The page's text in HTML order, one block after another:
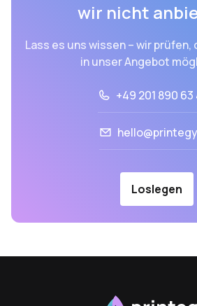
wir nicht
Lass es uns wissen – wir prüfen,
in unser Angebot
+49 201 890 63
Loslegen